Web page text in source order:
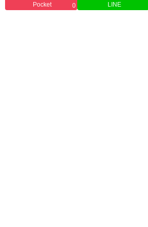
Pocket 0 LINE